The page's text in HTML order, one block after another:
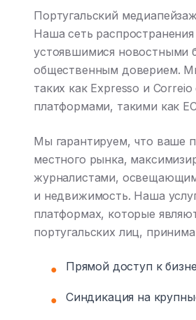
Португальский
Наша сеть
устоявшимися новостными
общественным доверием.
таких как Expresso и
платформами, такими как
Мы гарантируем, что ваше
местного рынка,
журналистами,
и недвижимость. Наша
платформах, которые
португальских лиц,
● Прямой доступ к
● Синдикация на